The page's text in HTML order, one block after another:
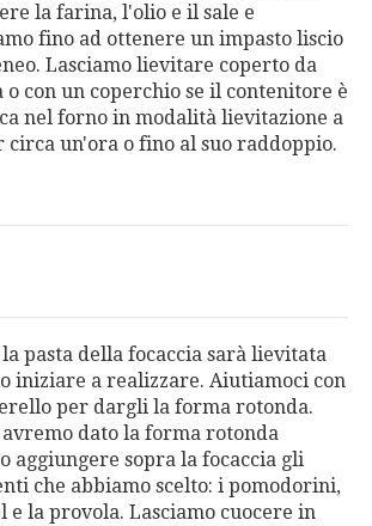
la farina, l'olio e il sale e
fino ad ottenere un impasto liscio
Lasciamo lievitare coperto da
o con un coperchio se il contenitore è
nel forno in modalità lievitazione a
circa un'ora o fino al suo raddoppio.
la pasta della focaccia sarà lievitata
iniziare a realizzare. Aiutiamoci con
per dargli la forma rotonda.
avremo dato la forma rotonda
aggiungere sopra la focaccia gli
che abbiamo scelto: i pomodorini,
e la provola. Lasciamo cuocere in